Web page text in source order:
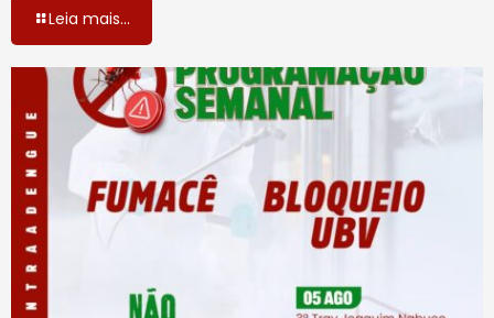
Leia mais...